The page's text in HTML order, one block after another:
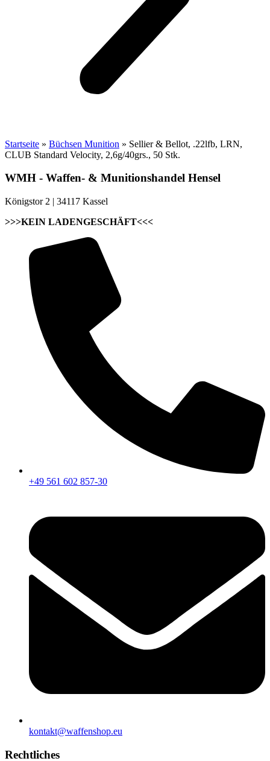
Startseite » Büchsen Munition » Sellier & Bellot, .22lfb, LRN,
CLUB Standard Velocity, 2,6g/40grs., 50 Stk.
WMH - Waffen- & Munitionshandel Hensel
Königstor 2 | 34117 Kassel
>>>KEIN LADENGESCHÄFT<<<
+49 561 602 857-30
kontakt@waffenshop.eu
Rechtliches